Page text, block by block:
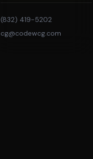
(832) 419-5202
cg@codewcg.com